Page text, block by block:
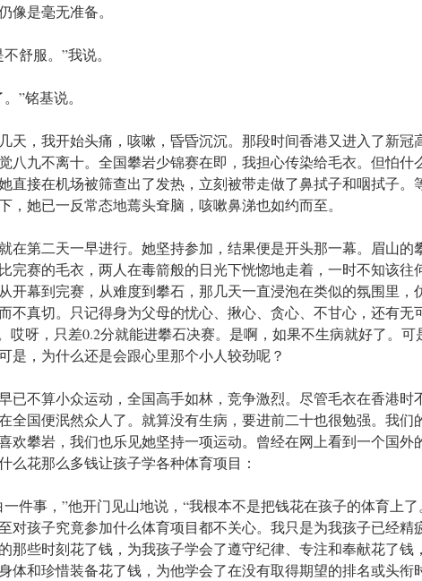
像是毫无准备。
舒服。”我说。
”铭基说。
天，我开始头痛，咳嗽，昏昏沉沉。那段时间香港又进入了新冠
八九不离十。全国攀岩少锦赛在即，我担心传染给毛衣。但怕什
直接在机场被筛查出了发热，立刻被带走做了鼻拭子和咽拭子。
，她已一反常态地蔫头耷脑，咳嗽鼻涕也如约而至。
在第二天一早进行。她坚持参加，结果便是开头那一幕。眉山的
完赛的毛衣，两人在毒箭般的日光下恍惚地走着，一时不知该往
开幕到完赛，从难度到攀石，那几天一直浸泡在类似的氛围里，
不真切。只记得身为父母的忧心、揪心、贪心、不甘心，还有无
哎呀，只差0.2分就能进攀石决赛。是啊，如果不生病就好了。可
是，为什么还是会跟心里那个小人较劲呢？
已不算小众运动，全国高手如林，竞争激烈。尽管毛衣在香港时
全国便泯然众人了。就算没有生病，要进前二十也很勉强。我们
欢攀岩，我们也乐见她坚持一项运动。曾经在网上看到一个国外
么花那么多钱让孩子学各种体育项目：
一件事，”他开门见山地说，“我根本不是把钱花在孩子的体育上
对孩子究竟参加什么体育项目都不关心。我只是为我孩子已经精
那些时刻花了钱，为我孩子学会了遵守纪律、专注和奉献花了钱
体和珍惜装备花了钱，为他学会了在没有取得期望的排名或头衔